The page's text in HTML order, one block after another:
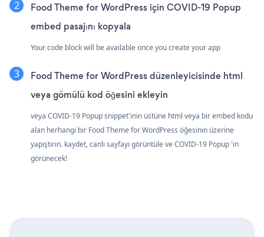
Food Theme for WordPress için COVID-19 Popup
embed pasajını kopyala
Your code block will be available once you create your app
Food Theme for WordPress düzenleyicisinde html
veya gömülü kod öğesini ekleyin
veya COVID-19 Popup snippet'inin üstüne html veya bir embed kodu
alan herhangi bir Food Theme for WordPress öğesinin üzerine
yapıştırın. kaydet, canlı sayfayı görüntüle ve COVID-19 Popup 'in
görünecek!